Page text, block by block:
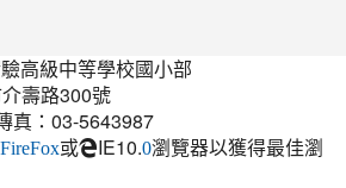
高級中等學校國小部
壽路300號
真：03-5643987
FireFox或 IE10.0link
瀏覽器以獲得最佳瀏